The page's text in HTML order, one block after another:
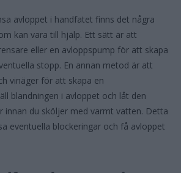
avloppet i handfatet finns det några
kan vara till hjälp. Ett sätt är att
eller en avloppspump för att skapa
stopp. En annan metod är att
vinäger för att skapa en
blandningen i avloppet och låt den
innan du sköljer med varmt vatten. Detta
eventuella blockeringar och få avloppet